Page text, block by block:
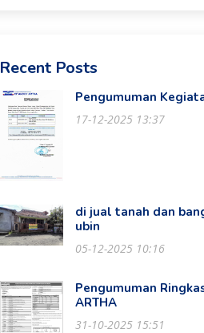
Recent Posts
Pengumuman
17-12-2025 13:37
di jual tanah dan
ubin
05-12-2025 10:16
Pengumuman
ARTHA
31-10-2025 15:51